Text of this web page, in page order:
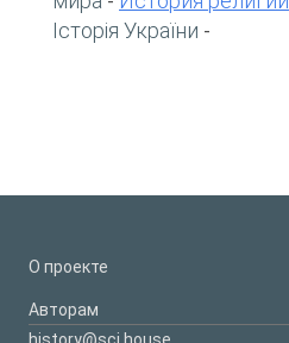
Історія України -
О проекте
Авторам
history@sci.house